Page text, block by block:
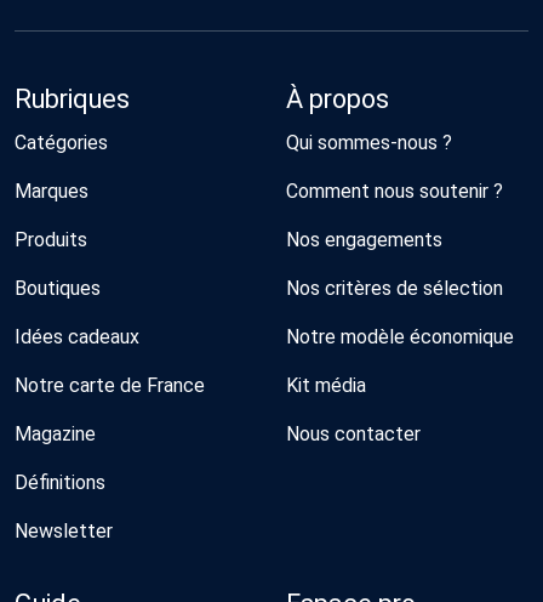
Rubriques
Catégories
Marques
Produits
Boutiques
Idées cadeaux
Notre carte de France
Magazine
Définitions
Newsletter
À propos
Qui sommes-nous ?
Comment nous soutenir ?
Nos engagements
Nos critères de sélection
Notre modèle économique
Kit média
Nous contacter